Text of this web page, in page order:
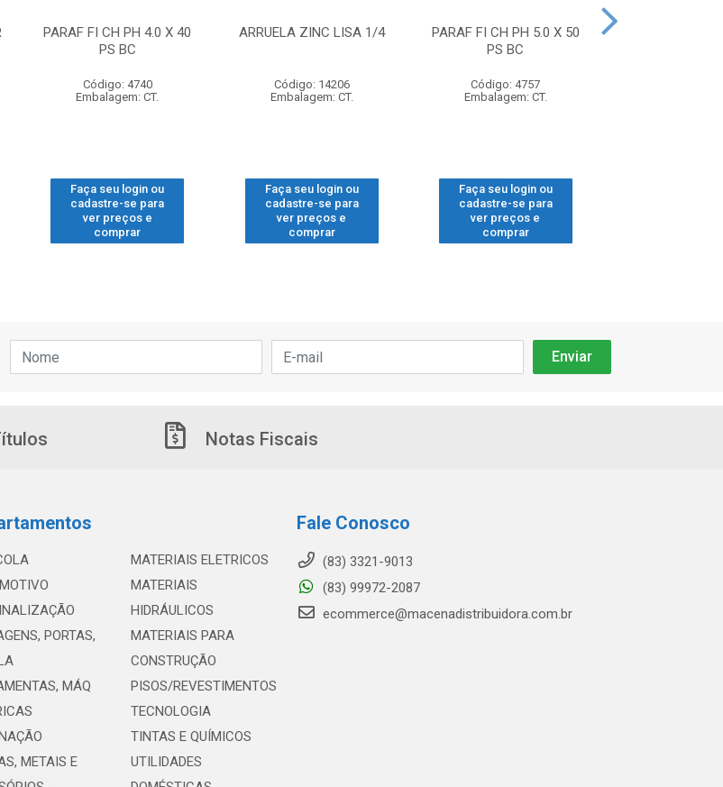
PARAF FI CH PH 4.0 X 40
PS BC
Código: 4740
Embalagem: CT.
Faça seu login ou
cadastre-se para
ver preços e
comprar
ARRUELA ZINC LISA 1/4
Código: 14206
Embalagem: CT.
Faça seu login ou
cadastre-se para
ver preços e
comprar
PARAF FI CH PH 5.0 X 50
PS BC
Código: 4757
Embalagem: CT.
Faça seu login ou
cadastre-se para
ver preços e
comprar
Notas Fiscais
PORTAS,
MÁQ
METAIS E
MATERIAIS ELETRICOS
MATERIAIS
HIDRÁULICOS
MATERIAIS PARA
CONSTRUÇÃO
PISOS/REVESTIMENTOS
TECNOLOGIA
TINTAS E QUÍMICOS
UTILIDADES
Fale Conosco
(83) 3321-9013
(83) 99972-2087
ecommerce@macenadistribuidora.com.br